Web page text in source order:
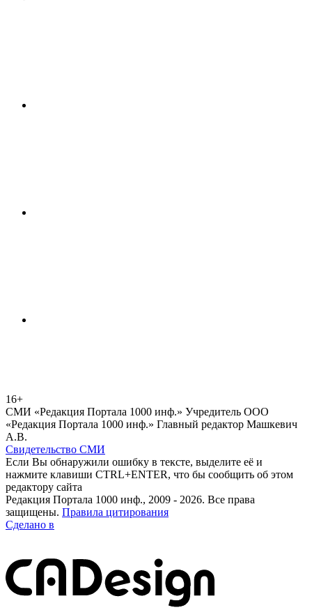
16+
СМИ «Редакция Портала 1000 инф.» Учредитель ООО
«Редакция Портала 1000 инф.» Главный редактор Машкевич
А.В.
Свидетельство СМИ
Если Вы обнаружили ошибку в тексте, выделите её и
нажмите клавиши CTRL+ENTER, что бы сообщить об этом
редактору сайта
Редакция Портала 1000 инф., 2009 - 2026. Все права
защищены. Правила цитирования
Сделано в